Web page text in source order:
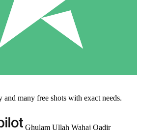
and many free shots with exact needs.
Ghulam Ullah Wahaj Qadir